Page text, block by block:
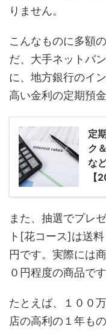
りません。
こんなものに多額
だ、大手ネットバ
に、地方銀行のイ
高い金利の定期預
定
ク
な
【
また、抽選でプレ
ト[花コース]は送
円です。実際には
０円程度の商品です
たとえば、１００
店の高利の１年も